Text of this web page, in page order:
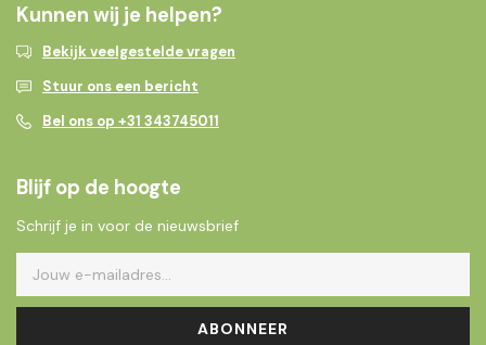
Kunnen wij je helpen?
Bekijk veelgestelde vragen
Stuur ons een bericht
Bel ons op +31 343745011
Blijf op de hoogte
Schrijf je in voor de nieuwsbrief
ABONNEER